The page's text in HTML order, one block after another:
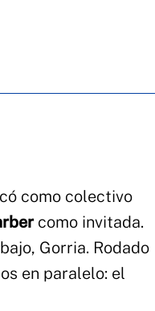
como colectivo
como invitada.
Gorria. Rodado
en paralelo: el